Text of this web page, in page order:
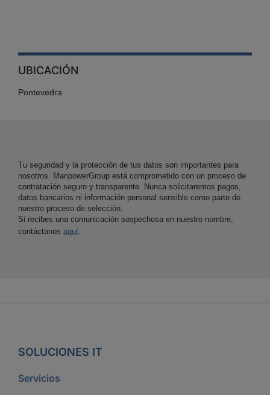
UBICACIÓN
Pontevedra
Tu seguridad y la protección de tus datos son importantes para
nosotros. ManpowerGroup está comprometido con un proceso de
contratación seguro y transparente. Nunca solicitaremos pagos,
datos bancarios ni información personal sensible como parte de
nuestro proceso de selección.
Si recibes una comunicación sospechosa en nuestro nombre,
contáctanos aquí.
SOLUCIONES IT
Servicios